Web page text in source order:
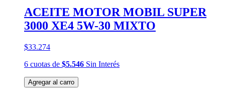
ACEITE MOTOR MOBIL SUPER
3000 XE4 5W-30 MIXTO
$33.274
6 cuotas de $5.546 Sin Interés
Agregar al carro